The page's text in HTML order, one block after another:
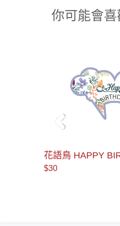
你可能會喜
花語鳥 HAPPY
AS990011 蛋糕插牌
$30
＜